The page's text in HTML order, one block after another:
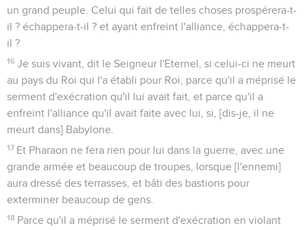
un grand peuple. Celui qui fait de telles choses prospérera-t-
il ? échappera-t-il ? et ayant enfreint l'alliance, échappera-t-
il ?
16 Je suis vivant, dit le Seigneur l'Eternel, si celui-ci ne meurt
au pays du Roi qui l'a établi pour Roi, parce qu'il a méprisé le
serment d'exécration qu'il lui avait fait, et parce qu'il a
enfreint l'alliance qu'il avait faite avec lui, si, [dis-je, il ne
meurt dans] Babylone.
17 Et Pharaon ne fera rien pour lui dans la guerre, avec une
grande armée et beaucoup de troupes, lorsque [l'ennemi]
aura dressé des terrasses, et bâti des bastions pour
exterminer beaucoup de gens.
18 Parce qu'il a méprisé le serment d'exécration en violant